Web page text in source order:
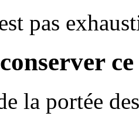
pas
la portée